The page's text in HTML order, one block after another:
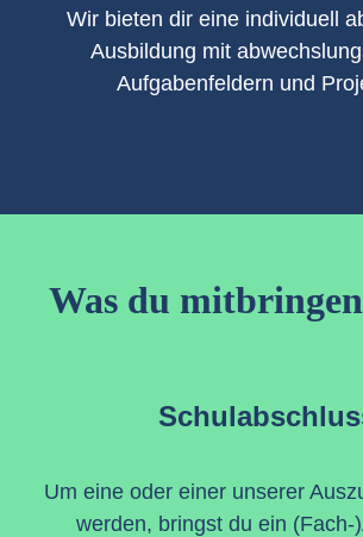
Wir bieten dir eine individuell
Ausbildung mit
Aufgabenfeldern und
Was du
Um eine oder einer unserer
werden, bringst du ein (Fach-